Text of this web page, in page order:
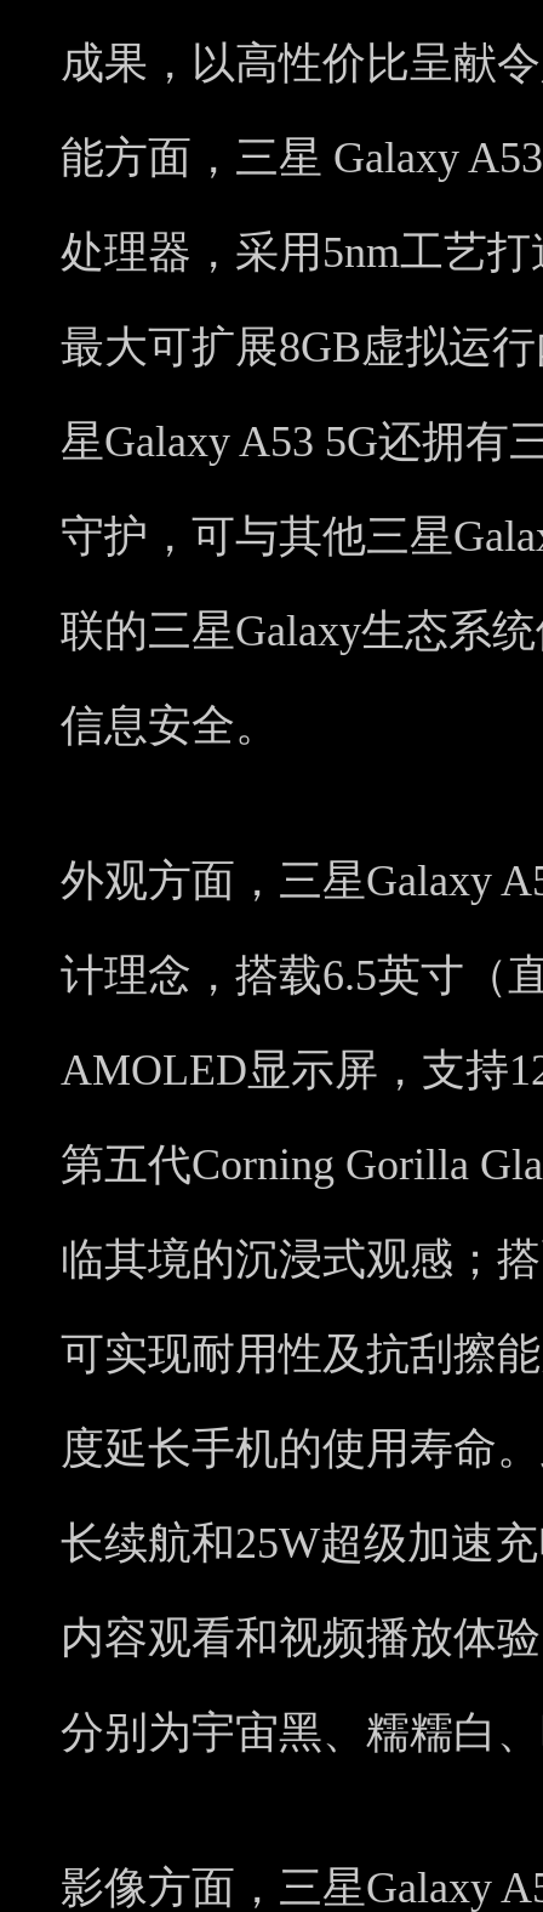
成果，以高性价比呈献
能方面，三星 Galaxy
处理器，采用5nm工艺
最大可扩展8GB虚拟运
星Galaxy A53 5G还拥有
守护，可与其他三星
联的三星Galaxy生态系
信息安全。
外观方面，三星Galaxy
计理念，搭载6.5英寸（
AMOLED显示屏，支持
第五代Corning Gorilla
临其境的沉浸式观感；
可实现耐用性及抗刮擦
度延长手机的使用寿命
长续航和25W超级加速
内容观看和视频播放体
分别为宇宙黑、糯糯白
影像方面，三星Galaxy